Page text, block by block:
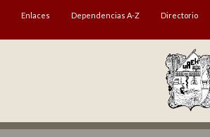
MENÚ
Defensor Universitario
Enlaces Dependencias A-Z Directorio